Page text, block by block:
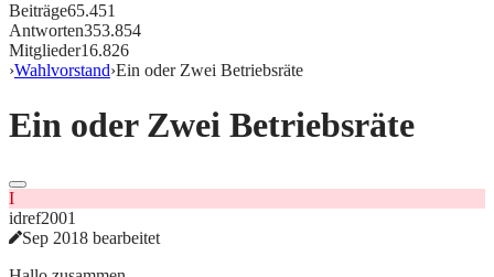
Beiträge65.451
Antworten353.854
Mitglieder16.826
›Wahlvorstand›Ein oder Zwei Betriebsräte
Ein oder Zwei Betriebsräte
I
idref2001
Sep 2018 bearbeitet